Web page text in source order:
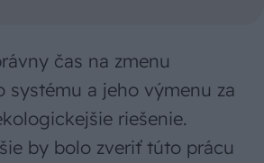
čas na zmenu
systému a jeho výmenu za
riešenie.
by bolo zveriť túto prácu